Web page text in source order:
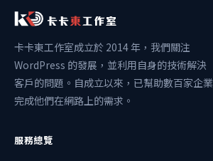
卡卡東工作室成立於 2014 年，我們關注
WordPress 的發展，並利用自身的技術解決
客戶的問題。自成立以來，已幫助數百家企業
完成他們在網路上的需求。
服務總覽